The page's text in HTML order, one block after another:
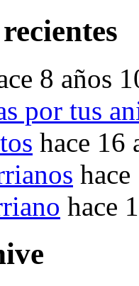
8 años
por tus
hace 16
hace